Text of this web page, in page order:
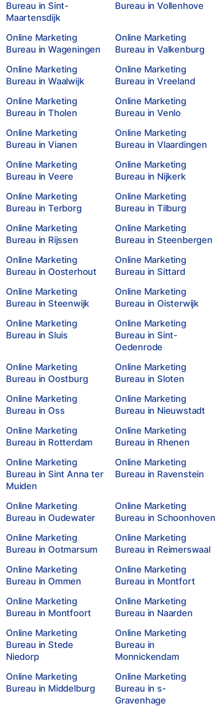
Bureau in Sint-
Maartensdijk
Bureau in Vollenhove
Online Marketing
Bureau in Wageningen
Online Marketing
Bureau in Valkenburg
Online Marketing
Bureau in Waalwijk
Online Marketing
Bureau in Vreeland
Online Marketing
Bureau in Tholen
Online Marketing
Bureau in Venlo
Online Marketing
Bureau in Vianen
Online Marketing
Bureau in Vlaardingen
Online Marketing
Bureau in Veere
Online Marketing
Bureau in Nijkerk
Online Marketing
Bureau in Terborg
Online Marketing
Bureau in Tilburg
Online Marketing
Bureau in Rijssen
Online Marketing
Bureau in Steenbergen
Online Marketing
Bureau in Oosterhout
Online Marketing
Bureau in Sittard
Online Marketing
Bureau in Steenwijk
Online Marketing
Bureau in Oisterwijk
Online Marketing
Bureau in Sluis
Online Marketing
Bureau in Sint-
Oedenrode
Online Marketing
Bureau in Oostburg
Online Marketing
Bureau in Sloten
Online Marketing
Bureau in Oss
Online Marketing
Bureau in Nieuwstadt
Online Marketing
Bureau in Rotterdam
Online Marketing
Bureau in Rhenen
Online Marketing
Bureau in Sint Anna ter
Muiden
Online Marketing
Bureau in Ravenstein
Online Marketing
Bureau in Oudewater
Online Marketing
Bureau in Schoonhoven
Online Marketing
Bureau in Ootmarsum
Online Marketing
Bureau in Reimerswaal
Online Marketing
Bureau in Ommen
Online Marketing
Bureau in Montfort
Online Marketing
Bureau in Montfoort
Online Marketing
Bureau in Naarden
Online Marketing
Bureau in Stede
Niedorp
Online Marketing
Bureau in
Monnickendam
Online Marketing
Bureau in Middelburg
Online Marketing
Bureau in s-
Gravenhage